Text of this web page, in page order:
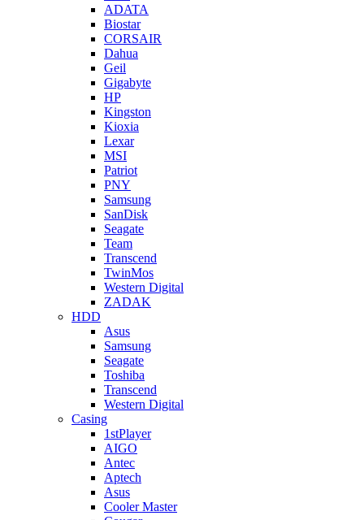
ADATA
Biostar
CORSAIR
Dahua
Geil
Gigabyte
HP
Kingston
Kioxia
Lexar
MSI
Patriot
PNY
Samsung
SanDisk
Seagate
Team
Transcend
TwinMos
Western Digital
ZADAK
HDD
Asus
Samsung
Seagate
Toshiba
Transcend
Western Digital
Casing
1stPlayer
AIGO
Antec
Aptech
Asus
Cooler Master